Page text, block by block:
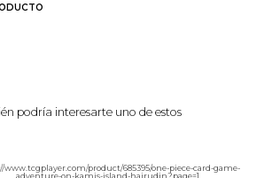
podría interesarte uno de estos
www.tcgplayer.com/product/685395/one-piece-card-game-
adventure-on-kamis-island-hajrudin?page=1